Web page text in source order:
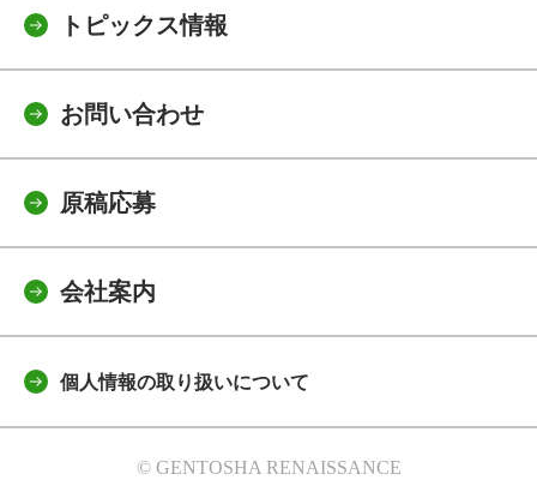
トピックス情報
お問い合わせ
原稿応募
会社案内
個人情報の取り扱いについて
© GENTOSHA RENAISSANCE